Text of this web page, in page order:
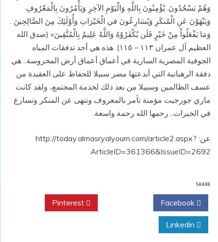
وَهُمْ يَسْجُدُونَ. يُؤْمِنُونَ بِاللَّهِ وَالْيَوْمِ الآخِرِ وَيَأْمُرُونَ بِالْمَعْرُوفِ
وَيَنْهَوْنَ عَنِ الْمُنكَرِ وَيُسَارِعُونَ في الْخَيْرَاتِ وَأُوْلَئِكَ مِنَ الصَّالِحِينَ .
وَمَا يَفْعَلُواْ مِنْ خَيْرٍ فَلَن يُكْفَرُوْهُ وَاللَّهُ عَلِيمٌ بِالْمُتَّقِينَ» (صدق الله
العظيم آل عمران ١١٣ – ١١٥). هذه هي أحد تدفقات المياه
الجوفية المصرية السارية في أعماق أعماق أرض المحروسة.. هي
دفقة الرهبانية التي أبدعتها مصر سبيلا للحفاظ على العقيدة من
عسف الظالمين وسبيلا من بعد ذلك لخدمة المجتمع، ولقد كانت
ماري جورجيت مؤمنة تأمر بالمعروف وتنهى عن المنكر وتسارع
في الخيرات.. رحمها الله رحمة واسعة.
عن: http://today.almasryalyoum.com/article2.aspx?
ArticleID=361366&IssueID=2692
SHARE